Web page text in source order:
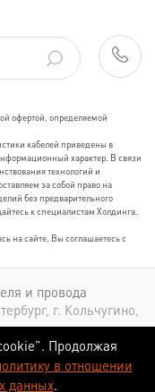
офертой, определяемой
кабелей приведены в
характер. В связи
технологий и
за собой право на
без предварительного
к специалистам Холдинга.
на сайте, Вы соглашаетесь с
и провода
г. Кольчугино,
Продолжая
в отношении
данных.